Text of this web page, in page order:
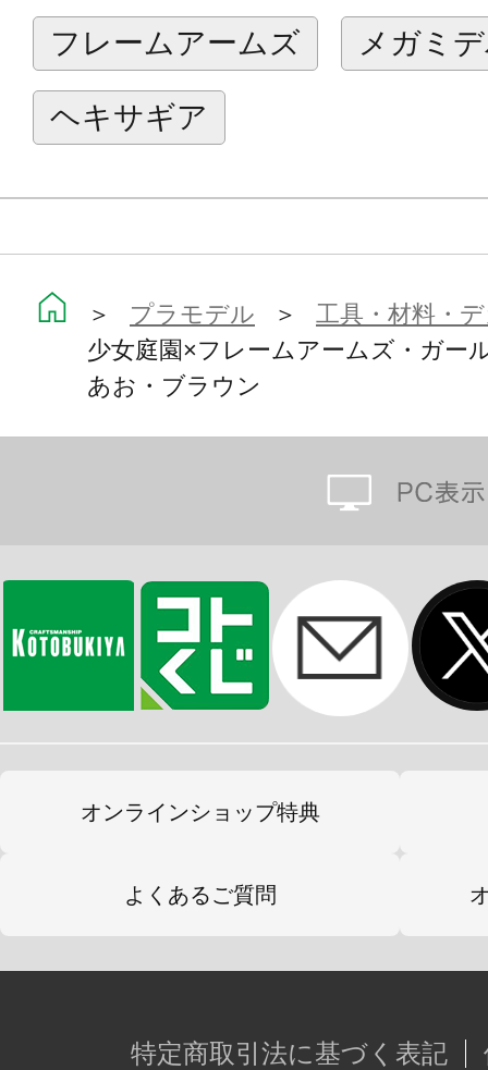
フレームアームズ メガミ
ヘキサギア
＞ プラモデル ＞ 工具・材料・
少女庭園×フレームアームズ・ガ
あお・ブラウン
オンラインショップ特典
よくあるご質問
特定商取引法に基づく表記